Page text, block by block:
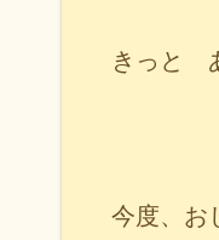
きっと
今度、お